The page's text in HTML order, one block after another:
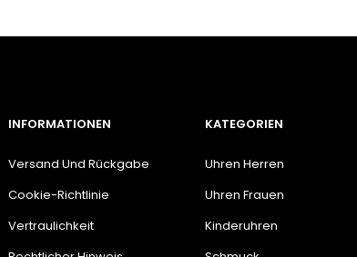
INFORMATIONEN
Versand Und Rückgabe
Cookie-Richtlinie
Vertraulichkeit
KATEGORIEN
Uhren Herren
Uhren Frauen
Kinderuhren